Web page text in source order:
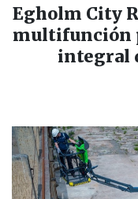
Egholm City
multifunción
integral